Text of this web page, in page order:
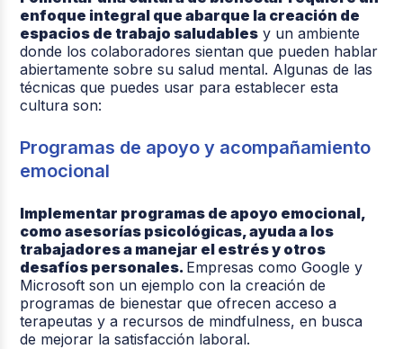
enfoque integral que abarque la creación de
espacios de trabajo saludables y un ambiente
donde los colaboradores sientan que pueden hablar
abiertamente sobre su salud mental. Algunas de las
técnicas que puedes usar para establecer esta
cultura son:
Programas de apoyo y acompañamiento
emocional
Implementar programas de apoyo emocional,
como asesorías psicológicas, ayuda a los
trabajadores a manejar el estrés y otros
desafíos personales. Empresas como Google y
Microsoft son un ejemplo con la creación de
programas de bienestar que ofrecen acceso a
terapeutas y a recursos de mindfulness, en busca
de mejorar la satisfacción laboral.